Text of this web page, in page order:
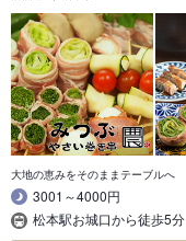
大地の恵みをそのままテーブルへ
3001～4000円
松本駅お城口から徒歩5分